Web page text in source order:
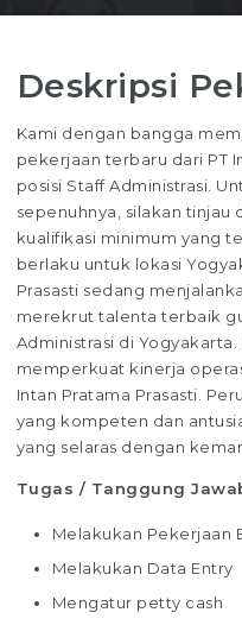
Deskripsi
Kami dengan bangga
pekerjaan terbaru dari PT
posisi Staff Administrasi.
sepenuhnya, silakan tinjau
kualifikasi minimum yang
berlaku untuk lokasi
Prasasti sedang
merekrut talenta terbaik
Administrasi di
memperkuat kinerja
Intan Pratama Prasasti.
yang kompeten dan
yang selaras dengan
Tugas / Tanggung
Melakukan Pekerjaan
Melakukan Data Entry
Mengatur petty cash